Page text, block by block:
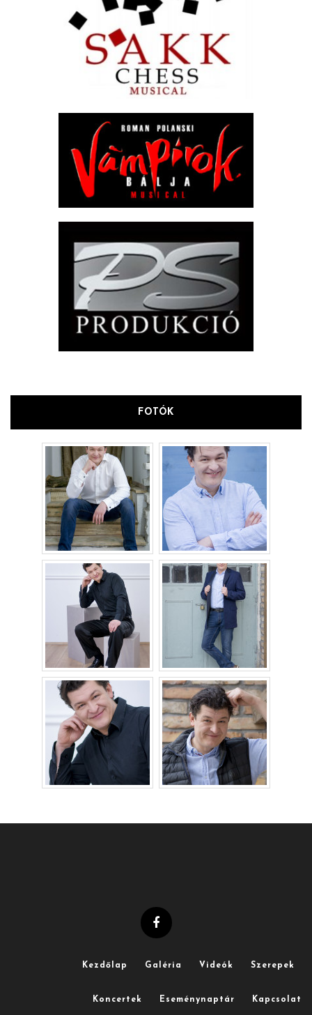
FOTÓK
Kezdőlap Galéria Videók Szerepek
Koncertek Eseménynaptár Kapcsolat